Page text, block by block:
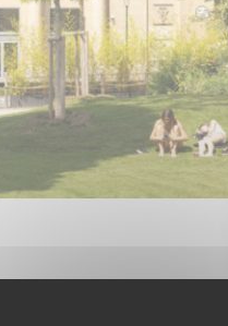
de la